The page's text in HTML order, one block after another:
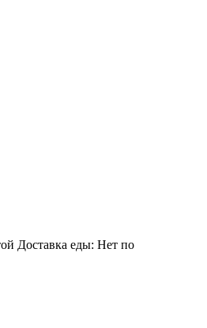
Доставка еды: Нет по